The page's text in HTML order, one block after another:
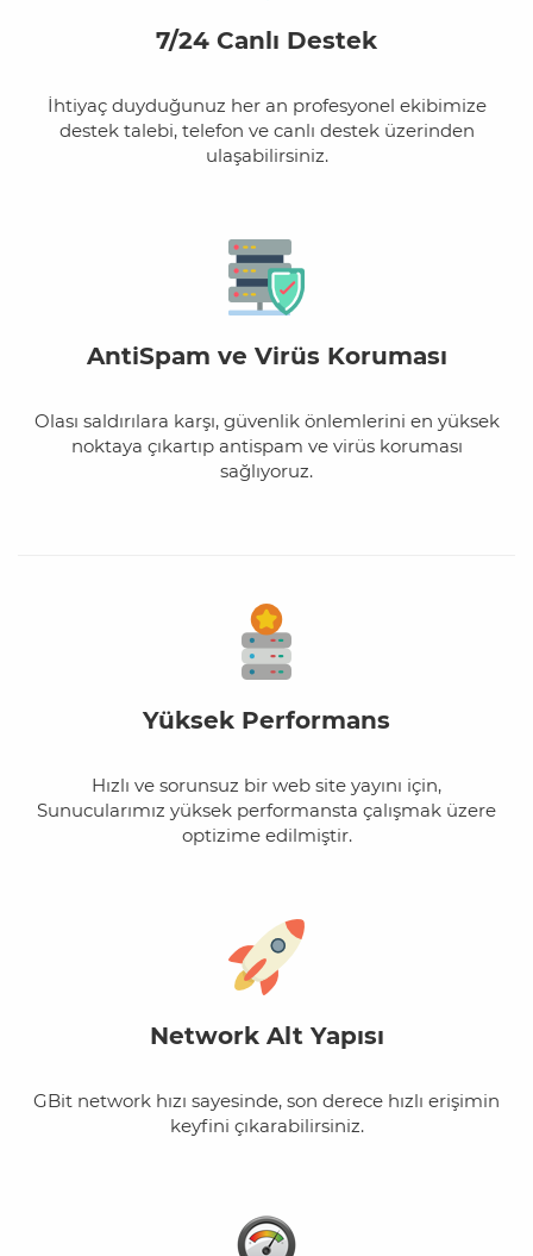
7/24 Canlı Destek
İhtiyaç duyduğunuz her an profesyonel ekibimize
destek talebi, telefon ve canlı destek üzerinden
ulaşabilirsiniz.
AntiSpam ve Virüs Koruması
Olası saldırılara karşı, güvenlik önlemlerini en yüksek
noktaya çıkartıp antispam ve virüs koruması
sağlıyoruz.
Yüksek Performans
Hızlı ve sorunsuz bir web site yayını için,
Sunucularımız yüksek performansta çalışmak üzere
optizime edilmiştir.
Network Alt Yapısı
GBit network hızı sayesinde, son derece hızlı erişimin
keyfini çıkarabilirsiniz.